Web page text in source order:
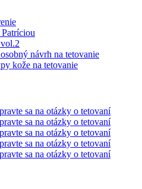
návrh na tetovanie
kože na tetovanie
sa na otázky o tetovaní
sa na otázky o tetovaní
sa na otázky o tetovaní
sa na otázky o tetovaní
sa na otázky o tetovaní